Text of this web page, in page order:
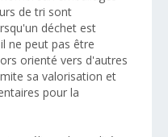
de tri sont
déchet est
ne peut pas être
orienté vers d'autres
sa valorisation et
pour la